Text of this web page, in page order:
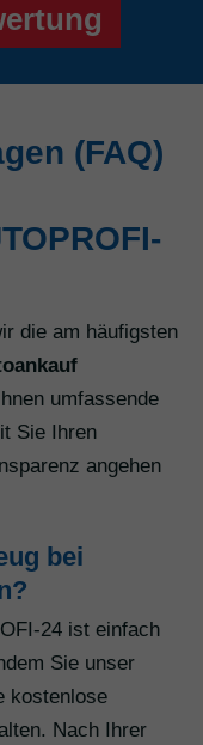
(FAQ)
die am häufigsten
umfassende
Sie Ihren
angehen
bei
24 ist einfach
Sie unser
kostenlose
Nach Ihrer